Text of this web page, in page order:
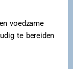
voedzame
te bereiden